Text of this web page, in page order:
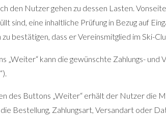
den Nutzer gehen zu dessen Lasten.
sind, eine inhaltliche Prüfung in Bezug auf
bestätigen, dass er Vereinsmitglied im Ski-
„Weiter“ kann die gewünschte Zahlungs-
des Buttons „Weiter“ erhält der Nutzer die
Bestellung, Zahlungsart, Versandart oder